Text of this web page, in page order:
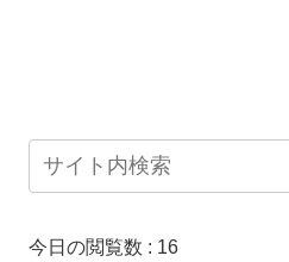
今日の閲覧数 : 16